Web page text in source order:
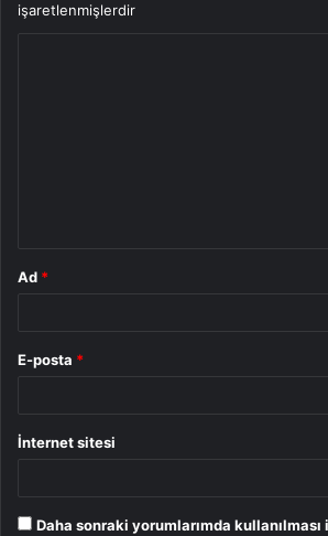
işaretlenmişlerdir
Ad *
E-posta *
İnternet sitesi
Daha sonraki yorumlarımda kullanılması